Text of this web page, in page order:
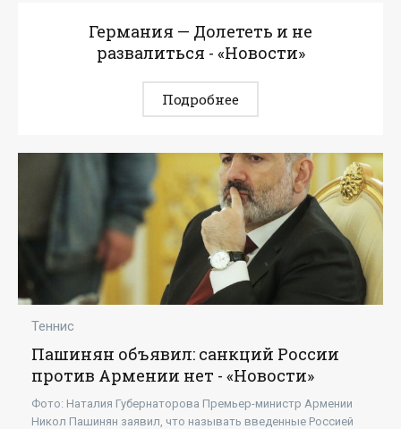
Германия — Долететь и не
развалиться - «Новости»
Подробнее
Теннис
Пашинян объявил: санкций России
против Армении нет - «Новости»
Фото: Наталия Губернаторова Премьер-министр Армении
Никол Пашинян заявил, что называть введенные Россией